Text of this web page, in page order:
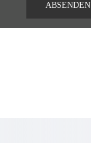
ABSENDEN